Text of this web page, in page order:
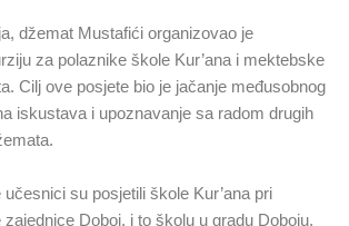
džemat Mustafići organizovao je
za polaznike škole Kur’ana i mektebske
Cilj ove posjete bio je jačanje međusobnog
iskustava i upoznavanje sa radom drugih
su posjetili škole Kur’ana pri
Doboj, i to školu u gradu Doboju,